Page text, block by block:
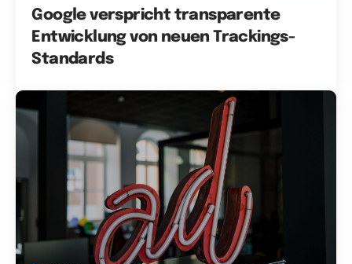
Google verspricht transparente
Entwicklung von neuen Trackings-
Standards